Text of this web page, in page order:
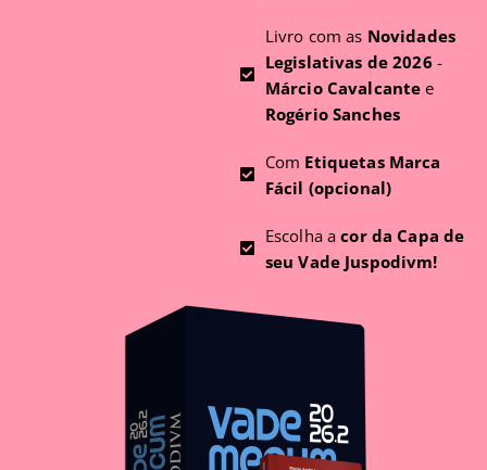
Livro com as Novidades
Legislativas de 2026 -
Márcio Cavalcante e
Rogério Sanches
Com Etiquetas Marca
Fácil (opcional)
Escolha acor da Capa de
seu Vade Juspodivm!